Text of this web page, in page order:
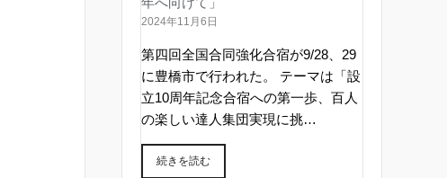
2024年11月6日
第四回全国合同強化合宿が9/28、29
に豊橋市で行われた。 テーマは「設
立10周年記念合宿への第一歩、百人
の楽しい達人集団実現に挑…
続きを読む